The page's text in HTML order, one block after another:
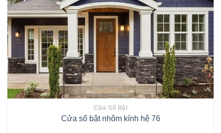
Cửa Sổ Bật
Cửa sổ bật nhôm kính hệ 76